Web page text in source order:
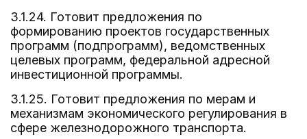
3.1.24. Готовит предложения по
формированию проектов государственных
программ (подпрограмм), ведомственных
целевых программ, федеральной адресной
инвестиционной программы.
3.1.25. Готовит предложения по мерам и
механизмам экономического регулирования в
сфере железнодорожного транспорта.